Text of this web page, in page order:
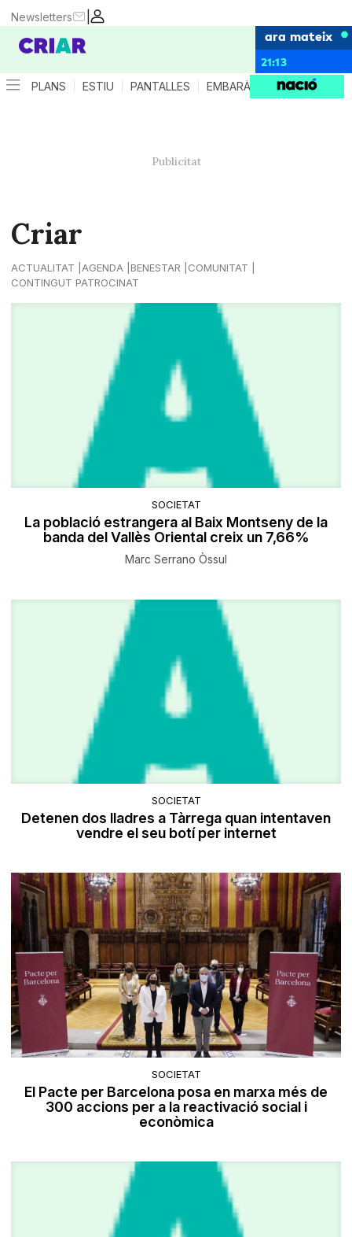
|
Newsletters
ara mateix
21:13
PLANS ESTIU PANTALLES EMBARÀS CRIANÇA
Criar
ACTUALITAT AGENDA BENESTAR
COMUNITAT
CONTINGUT PATROCINAT
SOCIETAT
La població estrangera al Baix Montseny de la
banda del Vallès Oriental creix un 7,66%
Marc Serrano Òssul
SOCIETAT
Detenen dos lladres a Tàrrega quan intentaven
vendre el seu botí per internet
SOCIETAT
El Pacte per Barcelona posa en marxa més de
300 accions per a la reactivació social i
econòmica